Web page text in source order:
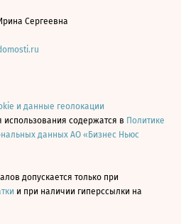
Сергеевна
и данные геолокации
использования содержатся в Политике
данных АО «Бизнес Ньюс
допускается только при
и при наличии гиперссылки на